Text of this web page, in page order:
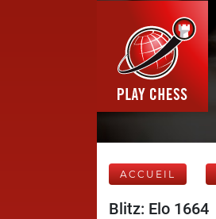
ACCUEIL
Blitz: Elo 1664